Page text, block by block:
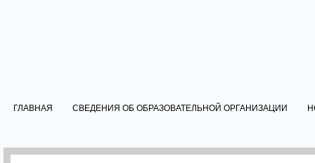
ГЛАВНАЯ СВЕДЕНИЯ ОБ ОБРАЗОВАТЕЛЬНОЙ ОРГАНИЗАЦИИ